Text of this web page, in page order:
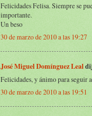
Felicidades Felisa. Siempre se
importante.
Un beso
30 de marzo de 2010 a las 19:27
José Miguel Domínguez Leal
Felicidades, y ánimo para seguir
30 de marzo de 2010 a las 19:51